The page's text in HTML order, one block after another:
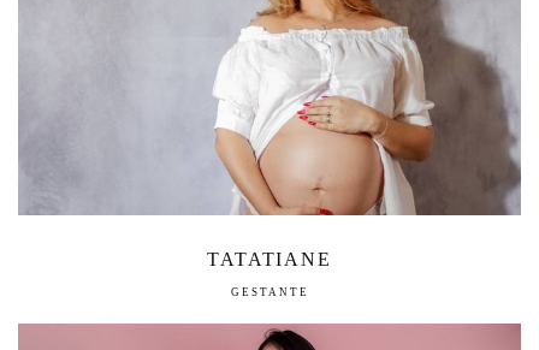
TATATIANE
GESTANTE